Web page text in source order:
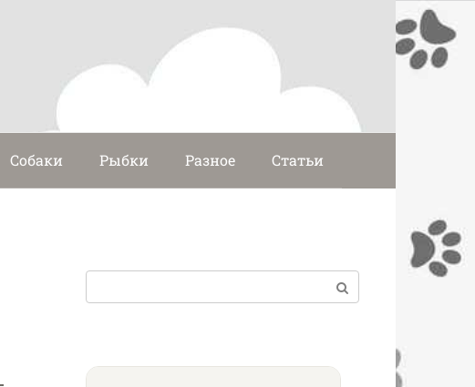
Собаки Рыбки Разное Статьи